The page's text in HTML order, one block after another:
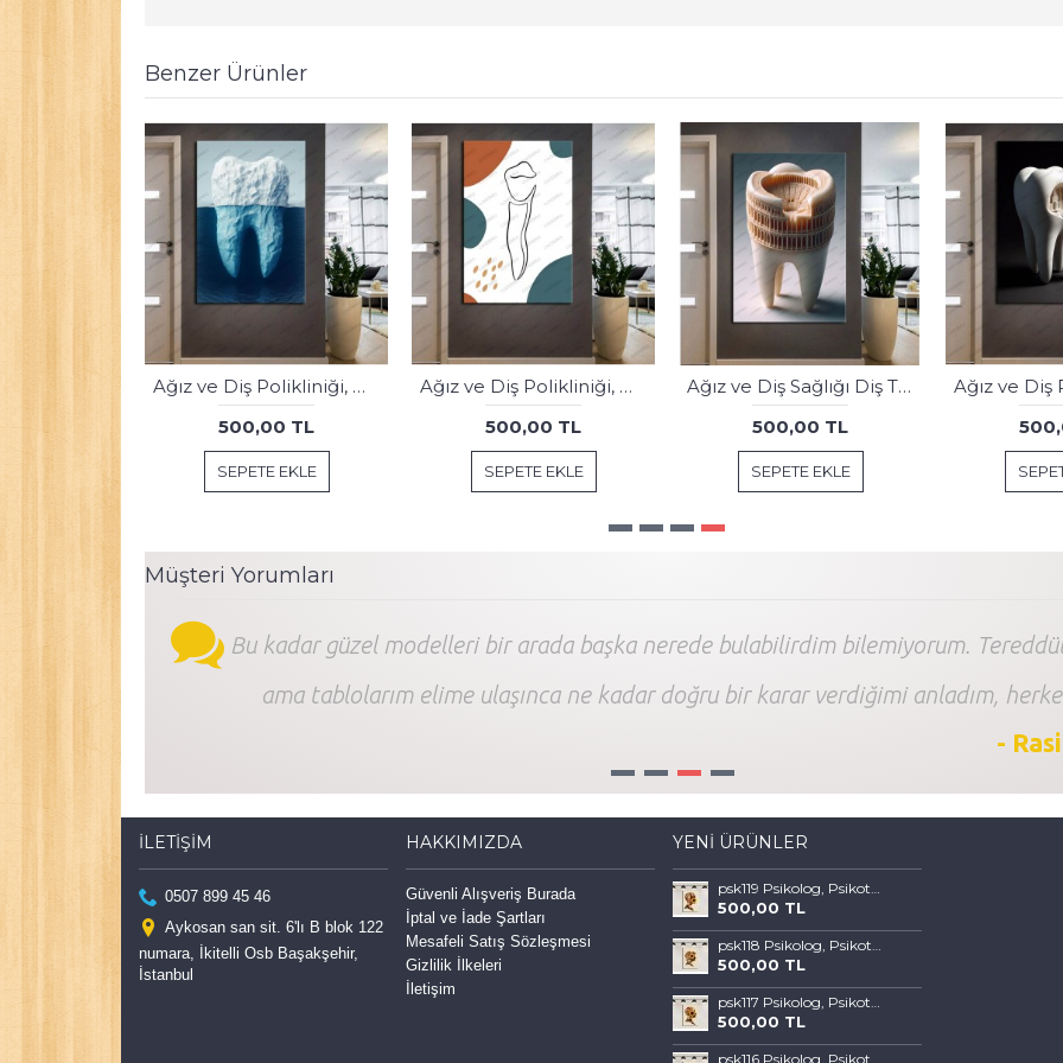
Benzer Ürünler
500,00 TL
SEPETE EKLE
500,00 TL
SEPETE EKLE
Ağız ve Diş Sağlığı Diş Tablosu Diş Hastanesi Dekorasyon İstanbul Kız Kulesi dsc477
500,00 TL
SEPETE EKLE
Müşteri Yorumları
Bu kadar güzel modelleri bir arada başka nerede bulabilirdim bilemiyorum.
ama tablolarım elime ulaşınca ne kadar doğru bir karar verdiğimi anladım,
-
1 2 3 4
İLETIŞIM
0507 899 45 46
Aykosan san sit. 6'lı B blok 122
numara, İkitelli Osb Başakşehir,
İstanbul
HAKKIMIZDA
Güvenli Alışveriş Burada
İptal ve İade Şartları
Mesafeli Satış Sözleşmesi
Gizlilik İlkeleri
İletişim
YENI ÜRÜNLER
psk119 Psikolog, Psikoterapi ve Psikiyatri Merkezi, Terapi Odası Tablosu Sanatla Terapi
500,00 TL
psk118 Psikolog, Psikoterapi ve Psikiyatri Merkezi, Terapi Odası Tablosu Sanatla Terapi
500,00 TL
psk117 Psikolog, Psikoterapi ve Psikiyatri Merkezi, Terapi Odası Tablosu Sanatla Terapi
500,00 TL